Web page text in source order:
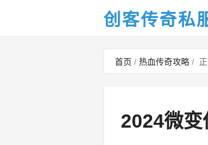
创客传奇私
首页 / 热血传奇攻略 /
2024微